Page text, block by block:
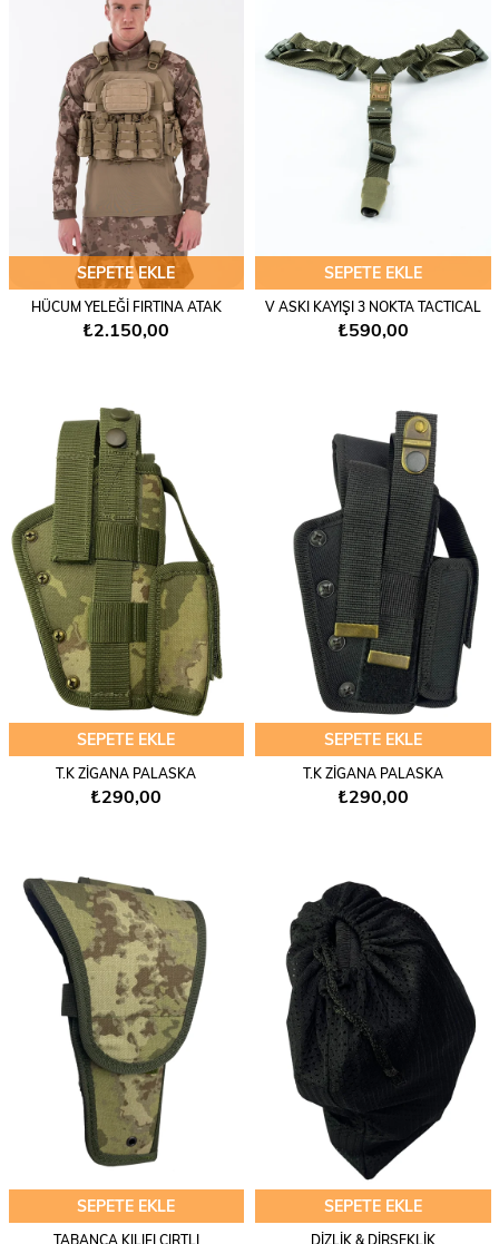
SEPETE EKLE
HÜCUM YELEĞİ FIRTINA ATAK
₺2.150,00
SEPETE EKLE
V ASKI KAYIŞI 3 NOKTA TACTICAL
₺590,00
SEPETE EKLE
T.K ZİGANA PALASKA
₺290,00
SEPETE EKLE
T.K ZİGANA PALASKA
₺290,00
SEPETE EKLE
TABANCA KILIFI CIRTLI
SEPETE EKLE
DİZLİK & DİRSEKLİK